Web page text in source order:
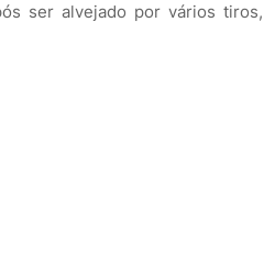
ser alvejado por vários tiros,